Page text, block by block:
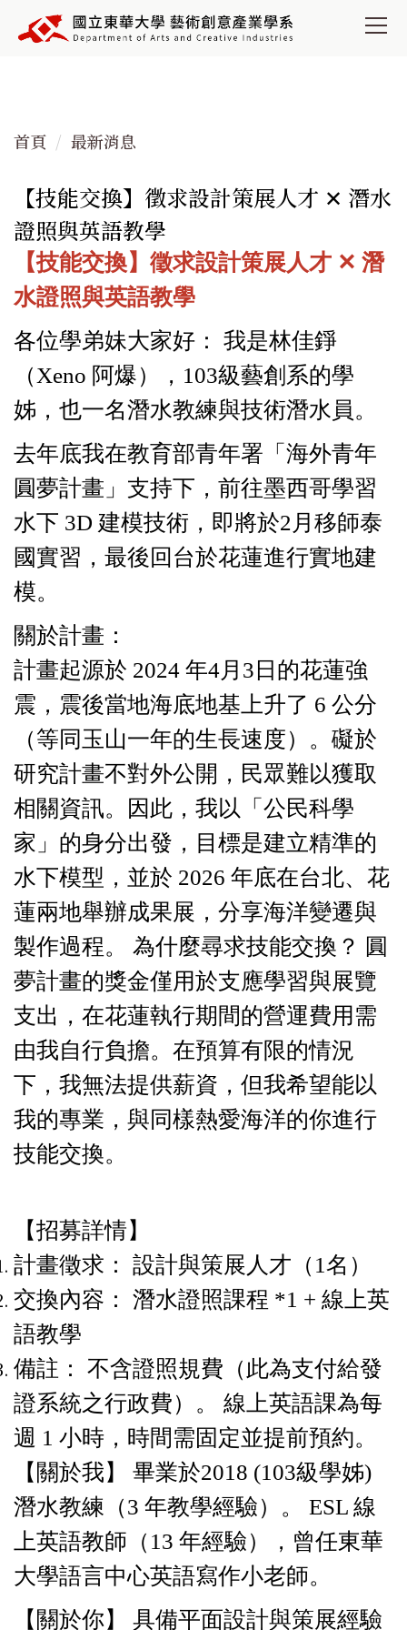
到
容
首頁 最新消息
【技能交換】徵求設計策展人才 ✕ 潛水
證照與英語教學
【技能交換】徵求設計策展人才 ✕ 潛
水證照與英語教學
各位學弟妹大家好： 我是林佳錚
（Xeno 阿爆），103級藝創系的學
姊，也一名潛水教練與技術潛水員。
去年底我在教育部青年署「海外青年
圓夢計畫」支持下，前往墨西哥學習
水下 3D 建模技術，即將於2月移師泰
國實習，最後回台於花蓮進行實地建
模。
關於計畫：
計畫起源於 2024 年4月3日的花蓮強
震，震後當地海底地基上升了 6 公分
（等同玉山一年的生長速度）。礙於
研究計畫不對外公開，民眾難以獲取
相關資訊。因此，我以「公民科學
家」的身分出發，目標是建立精準的
水下模型，並於 2026 年底在台北、花
蓮兩地舉辦成果展，分享海洋變遷與
製作過程。 為什麼尋求技能交換？ 圓
夢計畫的獎金僅用於支應學習與展覽
支出，在花蓮執行期間的營運費用需
由我自行負擔。在預算有限的情況
下，我無法提供薪資，但我希望能以
我的專業，與同樣熱愛海洋的你進行
技能交換。
【招募詳情】
計畫徵求： 設計與策展人才（1名）
交換內容： 潛水證照課程 *1 + 線上英
語教學
備註： 不含證照規費（此為支付給發
證系統之行政費）。 線上英語課為每
週 1 小時，時間需固定並提前預約。
【關於我】 畢業於2018 (103級學姊)
潛水教練（3 年教學經驗）。 ESL 線
上英語教師（13 年經驗），曾任東華
大學語言中心英語寫作小老師。
【關於你】 具備平面設計與策展經驗